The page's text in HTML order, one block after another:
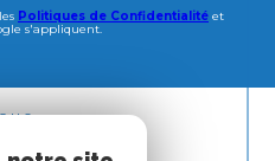
Politiques de Confidentialité et
s'appliquent.